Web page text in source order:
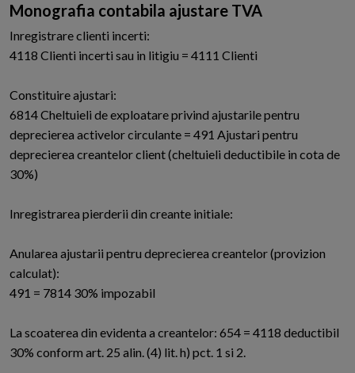
Monografia contabila ajustare TVA
Inregistrare clienti incerti:
4118 Clienti incerti sau in litigiu = 4111 Clienti
Constituire ajustari:
6814 Cheltuieli de exploatare privind ajustarile pentru
deprecierea activelor circulante = 491 Ajustari pentru
deprecierea creantelor client (cheltuieli deductibile in cota de
30%)
Inregistrarea pierderii din creante initiale:
Anularea ajustarii pentru deprecierea creantelor (provizion
calculat):
491 = 7814 30% impozabil
La scoaterea din evidenta a creantelor: 654 = 4118 deductibil
30% conform art. 25 alin. (4) lit. h) pct. 1 si 2.